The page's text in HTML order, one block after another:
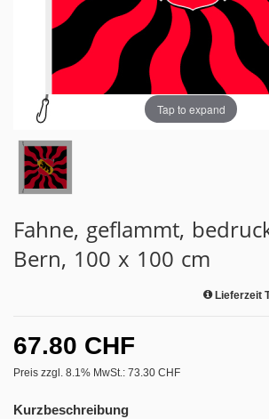
Tap to expand
Fahne, geflammt,
Bern, 100 x 100 cm
Lieferzeit
67.80 CHF
Preis zzgl. 8.1% MwSt.: 73.30 CHF
Kurzbeschreibung